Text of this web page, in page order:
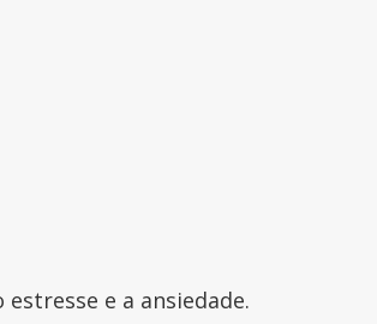
e a ansiedade.